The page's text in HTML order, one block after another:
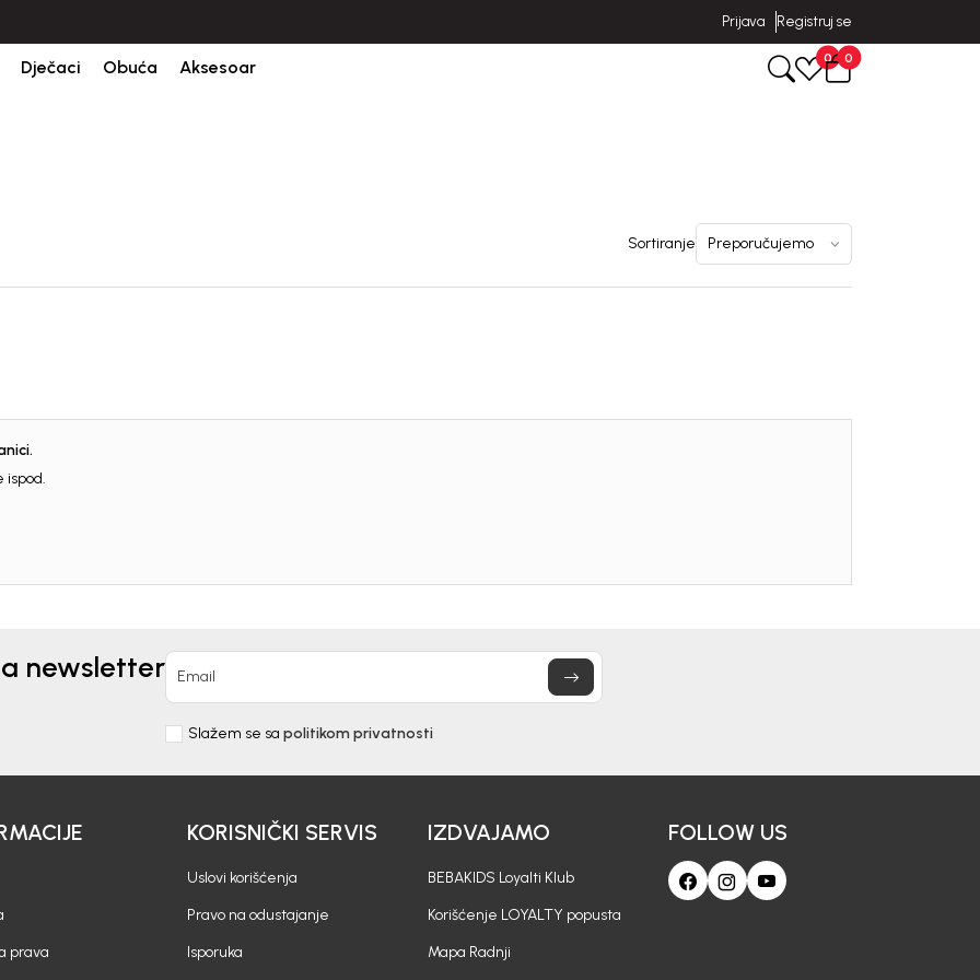
Prijava Registruj se
Dječaci Obuća Aksesoar 0 0
Sortiranje
ispod.
newsletter Email
Slažem se sa politikom privatnosti
prava
KORISNIČKI SERVIS
Uslovi korišćenja
Pravo na odustajanje
Isporuka
IZDVAJAMO
BEBAKIDS Loyalti Klub
Korišćenje LOYALTY popusta
Mapa Radnji
FOLLOW US
uz prvu kupovinu
BebaKids priče.
Unesi svoju e-poštu da se prijavite na newsletter.